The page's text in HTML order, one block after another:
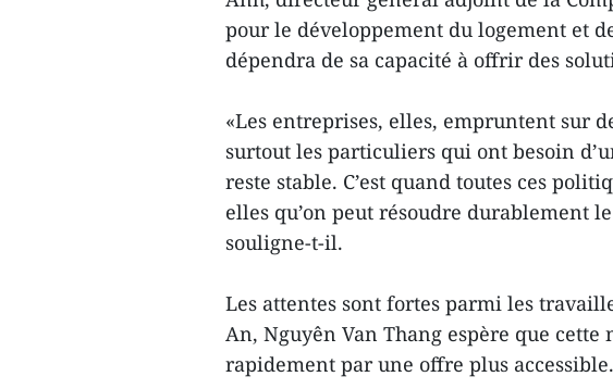
pour le développement du logement et
dépendra de sa capacité à offrir des
«Les entreprises, elles, empruntent sur
surtout les particuliers qui ont besoin
reste stable. C’est quand toutes ces
elles qu’on peut résoudre durablement
souligne-t-il.
Les attentes sont fortes parmi les
An, Nguyên Van Thang espère que
rapidement par une offre plus accessible.